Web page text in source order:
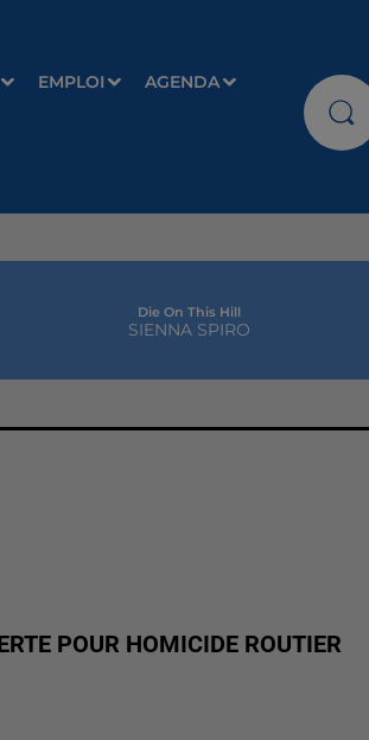
EMPLOI AGENDA
Die On This Hill
SIENNA SPIRO
POUR HOMICIDE ROUTIER